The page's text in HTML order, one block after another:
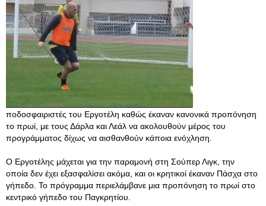
ποδοσφαιριστές του Εργοτέλη καθώς έκαναν κανονικά προπόνηση
το πρωί, με τους Δάρλα και Λεάλ να ακολουθούν μέρος του
προγράμματος δίχως να αισθανθούν κάποια ενόχληση.
Ο Εργοτέλης μάχεται για την παραμονή στη Σούπερ Λιγκ, την
οποία δεν έχει εξασφαλίσει ακόμα, και οι κρητικοί έκαναν Πάσχα στο
γήπεδο. Το πρόγραμμα περιελάμβανε μια προπόνηση το πρωί στο
κεντρικό γήπεδο του Παγκρητίου.